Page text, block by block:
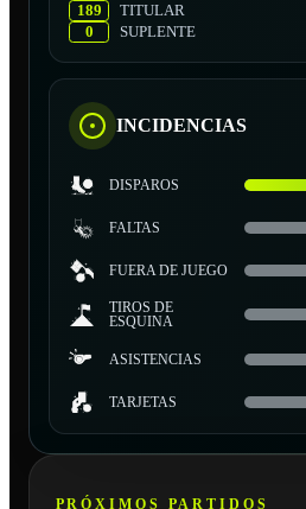
189
TITULAR
0
SUPLENTE
INCIDENCIAS
DISPAROS
FALTAS
FUERA DE JUEGO
TIROS DE
ESQUINA
ASISTENCIAS
TARJETAS
PRÓXIMOS PARTIDOS